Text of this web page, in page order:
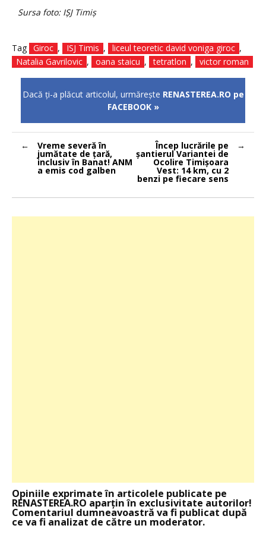
Sursa foto: IŞJ Timiş
Tag Giroc , ISJ Timis , liceul teoretic david voniga giroc ,
Natalia Gavrilovic , oana staicu , tetratlon , victor roman
Dacă ţi-a plăcut articolul, urmăreşte RENASTEREA.RO pe
FACEBOOK »
Navigare
în
articole
Vreme severă în
jumătate de țară,
inclusiv în Banat! ANM
a emis cod galben
Încep lucrările pe
şantierul Variantei de
Ocolire Timişoara
Vest: 14 km, cu 2
benzi pe fiecare sens
Opiniile exprimate în articolele publicate pe
RENASTEREA.RO aparţin în exclusivitate autorilor!
Comentariul dumneavoastră va fi publicat după
ce va fi analizat de către un moderator.